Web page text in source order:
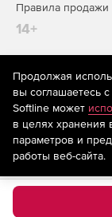
Правила продажи
14+
На
предоставления
систематизации и
предпочтениям
находящихся на
Продолжая
вы соглашаетесь
Softline может
в целях хранения
параметров и
работы веб-сайта.